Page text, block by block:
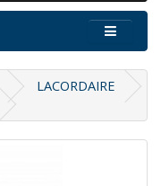
LACORDAIRE